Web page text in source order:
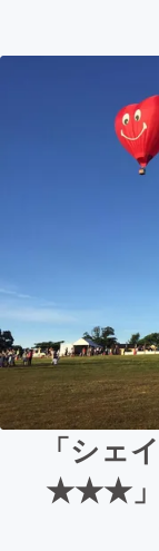
「シェ
★★★」